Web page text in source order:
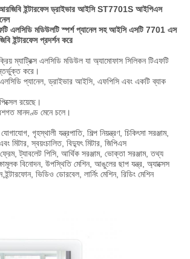
ইন্টারফেস ড্রাইভার আইসি ST7701S আইপিএস
এলসিডি মডিউলটি স্পর্শ প্যানেল সহ আইসি এসটি 7701 এস
ইন্টারফেস প্রদর্শন করে
ম্যাট্রিক্স এলসিডি মডিউল যা অ্যামোফাস সিলিকন টিএফটি
করে।
প্যানেল, ড্রাইভার আইসি, এফপিসি এবং একটি ব্যাক
রয়েছে।
মানদণ্ড মেনে চলে।
গৃহস্থালী যন্ত্রপাতি, শিল্প নিয়ন্ত্রণ, চিকিৎসা সরঞ্জাম,
মিটার, স্বয়ংচালিত, বিদ্যুৎ মিটার, জিপিএস
ট্যাবলেট পিসি, আর্থিক সরঞ্জাম, ভোক্তা সরঞ্জাম, তথ্য
বিনোদন, উপস্থিতি মেশিন, আঙুলের ছাপ যন্ত্র, অ্যাক্সেস
ভিডিও ডোরবেল, লার্নিং মেশিন, রিডিং মেশিন